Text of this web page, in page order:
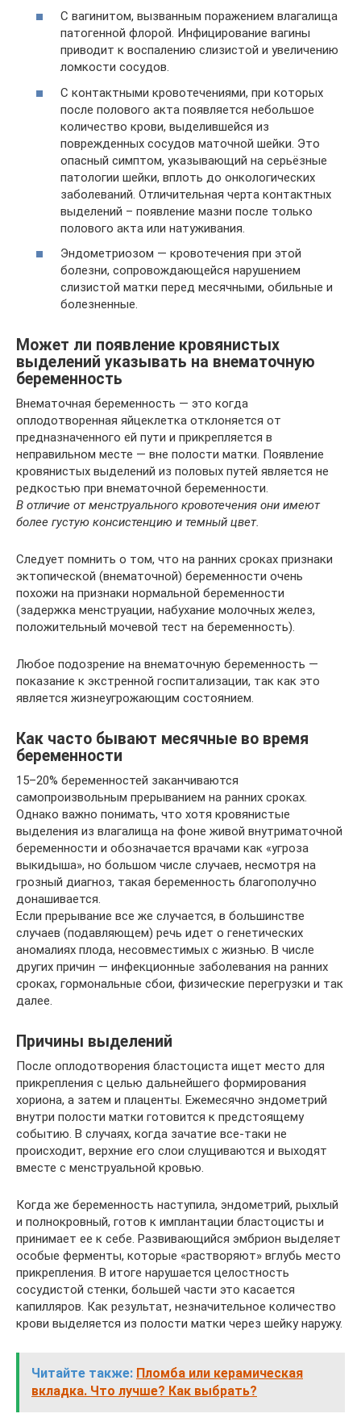
С вагинитом, вызванным поражением влагалища
патогенной флорой. Инфицирование вагины
приводит к воспалению слизистой и увеличению
ломкости сосудов.
С контактными кровотечениями, при которых
после полового акта появляется небольшое
количество крови, выделившейся из
поврежденных сосудов маточной шейки. Это
опасный симптом, указывающий на серьёзные
патологии шейки, вплоть до онкологических
заболеваний. Отличительная черта контактных
выделений – появление мазни после только
полового акта или натуживания.
Эндометриозом — кровотечения при этой
болезни, сопровождающейся нарушением
слизистой матки перед месячными, обильные и
болезненные.
Может ли появление кровянистых
выделений указывать на внематочную
беременность
Внематочная беременность — это когда
оплодотворенная яйцеклетка отклоняется от
предназначенного ей пути и прикрепляется в
неправильном месте — вне полости матки. Появление
кровянистых выделений из половых путей является не
редкостью при внематочной беременности.
В отличие от менструального кровотечения они имеют
более густую консистенцию и темный цвет.
Следует помнить о том, что на ранних сроках признаки
эктопической (внематочной) беременности очень
похожи на признаки нормальной беременности
(задержка менструации, набухание молочных желез,
положительный мочевой тест на беременность).
Любое подозрение на внематочную беременность —
показание к экстренной госпитализации, так как это
является жизнеугрожающим состоянием.
Как часто бывают месячные во время
беременности
15–20% беременностей заканчиваются
самопроизвольным прерыванием на ранних сроках.
Однако важно понимать, что хотя кровянистые
выделения из влагалища на фоне живой внутриматочной
беременности и обозначается врачами как «угроза
выкидыша», но большом числе случаев, несмотря на
грозный диагноз, такая беременность благополучно
донашивается.
Если прерывание все же случается, в большинстве
случаев (подавляющем) речь идет о генетических
аномалиях плода, несовместимых с жизнью. В числе
других причин — инфекционные заболевания на ранних
сроках, гормональные сбои, физические перегрузки и так
далее.
Причины выделений
После оплодотворения бластоциста ищет место для
прикрепления с целью дальнейшего формирования
хориона, а затем и плаценты. Ежемесячно эндометрий
внутри полости матки готовится к предстоящему
событию. В случаях, когда зачатие все-таки не
происходит, верхние его слои слущиваются и выходят
вместе с менструальной кровью.
Когда же беременность наступила, эндометрий, рыхлый
и полнокровный, готов к имплантации бластоцисты и
принимает ее к себе. Развивающийся эмбрион выделяет
особые ферменты, которые «растворяют» вглубь место
прикрепления. В итоге нарушается целостность
сосудистой стенки, большей части это касается
капилляров. Как результат, незначительное количество
крови выделяется из полости матки через шейку наружу.
Читайте также: Пломба или керамическая
вкладка. Что лучше? Как выбрать?